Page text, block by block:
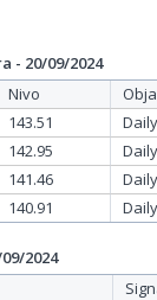
- 20/09/2024
Nivo
143.51
142.95
141.46
140.91
2024